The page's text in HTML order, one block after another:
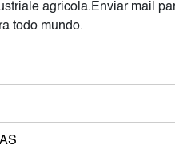
agricola.Enviar mail
todo mundo.